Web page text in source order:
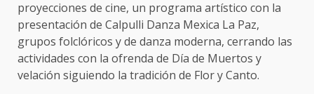
proyecciones de cine, un programa artístico con la
presentación de Calpulli Danza Mexica La Paz,
grupos folclóricos y de danza moderna, cerrando las
actividades con la ofrenda de Día de Muertos y
velación siguiendo la tradición de Flor y Canto.